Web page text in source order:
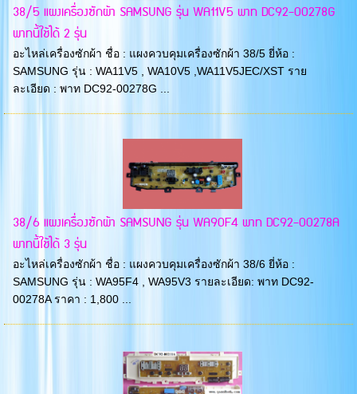
38/5 แผงเครื่องซักผ้า SAMSUNG รุ่น WA11V5 พาท DC92-00278G
พาทนี้ใช้ได้ 2 รุ่น
อะไหล่เครื่องซักผ้า ชื่อ : แผงควบคุมเครื่องซักผ้า 38/5 ยี่ห้อ :
SAMSUNG รุ่น : WA11V5 , WA10V5 ,WA11V5JEC/XST ราย
ละเอียด : พาท DC92-00278G ...
38/6 แผงเครื่องซักผ้า SAMSUNG รุ่น WA90F4 พาท DC92-00278A
พาทนี้ใช้ได้ 3 รุ่น
อะไหล่เครื่องซักผ้า ชื่อ : แผงควบคุมเครื่องซักผ้า 38/6 ยี่ห้อ :
SAMSUNG รุ่น : WA95F4 , WA95V3 รายละเอียด: พาท DC92-
00278A ราคา : 1,800 ...